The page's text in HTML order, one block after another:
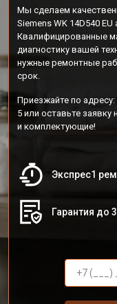
Мы сделаем
Siemens WK 14D540
Квалифицированные
диагностику вашей
нужные ремонтные
срок.
Приезжайте по
5 или оставьте заявку
и комплектующие!
Экспрес1
Гарантия до